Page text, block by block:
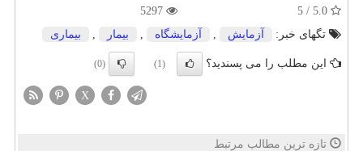
تگهای خبر:
آزمایش آزمایشگاه بیمار بیماری
این مطلب را می پسندید؟ (1)
(0)
X
تازه ترین مطالب مرتبط